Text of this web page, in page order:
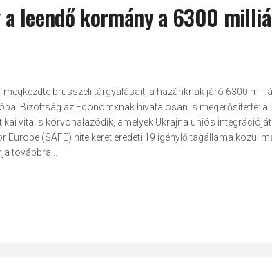
a leendő kormány a 6300
megkezdte brüsszeli tárgyalásait, a hazánknak járó 6300
Bizottság az Economxnak hivatalosan is megerősítette: a
vita is körvonalazódik, amelyek Ukrajna uniós
Europe (SAFE) hitelkeret eredeti 19 igénylő tagállama közül
továbbra...